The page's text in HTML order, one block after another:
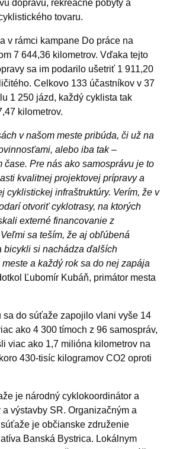
dopravu, rekreačné pobyty a
tovaru.
v rámci kampane Do práce na
7 644,36 kilometrov. Vďaka tejto
sa im podarilo ušetriť 1 911,20
Celkovo 133 účastníkov v 37
1 250 jázd, každý cyklista tak
kilometrov.
v našom meste pribúda, či už na
alebo iba tak –
čase. Pre nás ako samosprávu je to
kvalitnej projektovej prípravy a
cyklistickej infraštruktúry. Verím, že v
otvoriť cyklotrasy, na ktorých
externé financovanie z
sa teším, že aj obľúbená
bicykli si nachádza ďalších
a každý rok sa do nej zapája
Ľubomír Kubáň, primátor mesta
sa do súťaže zapojilo vlani vyše 14
ako 4 300 tímoch z 96 samospráv,
viac ako 1,7 milióna kilometrov na
430-tisíc kilogramov CO2 oproti
je národný cyklokoordinátor a
výstavby SR. Organizačným a
je občianske združenie
Banská Bystrica. Lokálnym